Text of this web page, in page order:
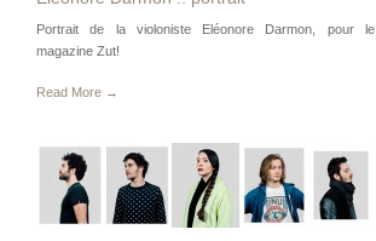
Portrait de la violoniste Eléonore Darmon, pour le
magazine Zut!
Read More →